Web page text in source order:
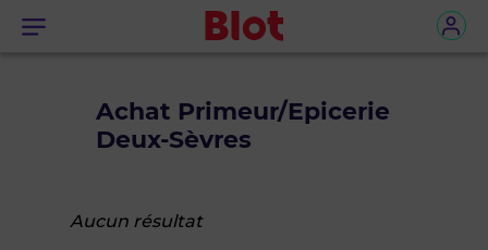
Menu
Achat Primeur/Epicerie
Deux-Sèvres
Aucun résultat